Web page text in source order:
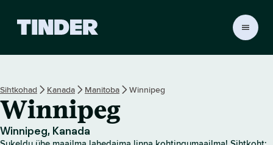
r
i
a
a
Sihtkohad Kanada Manitoba Winnipeg
Winnipeg
Winnipeg, Kanada